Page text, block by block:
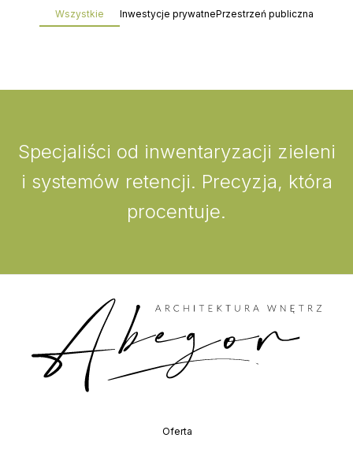
Wszystkie Inwestycje prywatnePrzestrzeń publiczna
Specjaliści od inwentaryzacji zieleni
i systemów retencji. Precyzja, która
procentuje.
Oferta